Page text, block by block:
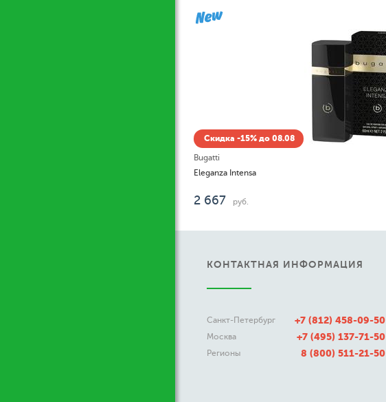
КОНТАКТНАЯ ИНФОРМАЦИЯ
Санкт-Петербург +7 (812) 458-09-50
Москва +7 (495) 137-71-50
Регионы 8 (800) 511-21-50